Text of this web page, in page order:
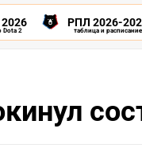
Dota 2
РПЛ 2026-
таблица и расписание